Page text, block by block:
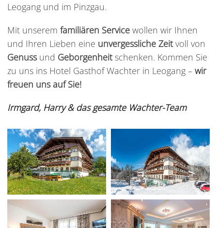
Leogang und im Pinzgau.
Mit unserem familiären Service wollen wir Ihnen
und Ihren Lieben eine unvergessliche Zeitvoll von
Genussund Geborgenheitschenken. Kommen Sie
zu uns ins Hotel Gasthof Wachter in Leogang – wir
freuen uns auf Sie!
Irmgard, Harry & das gesamte Wachter-Team